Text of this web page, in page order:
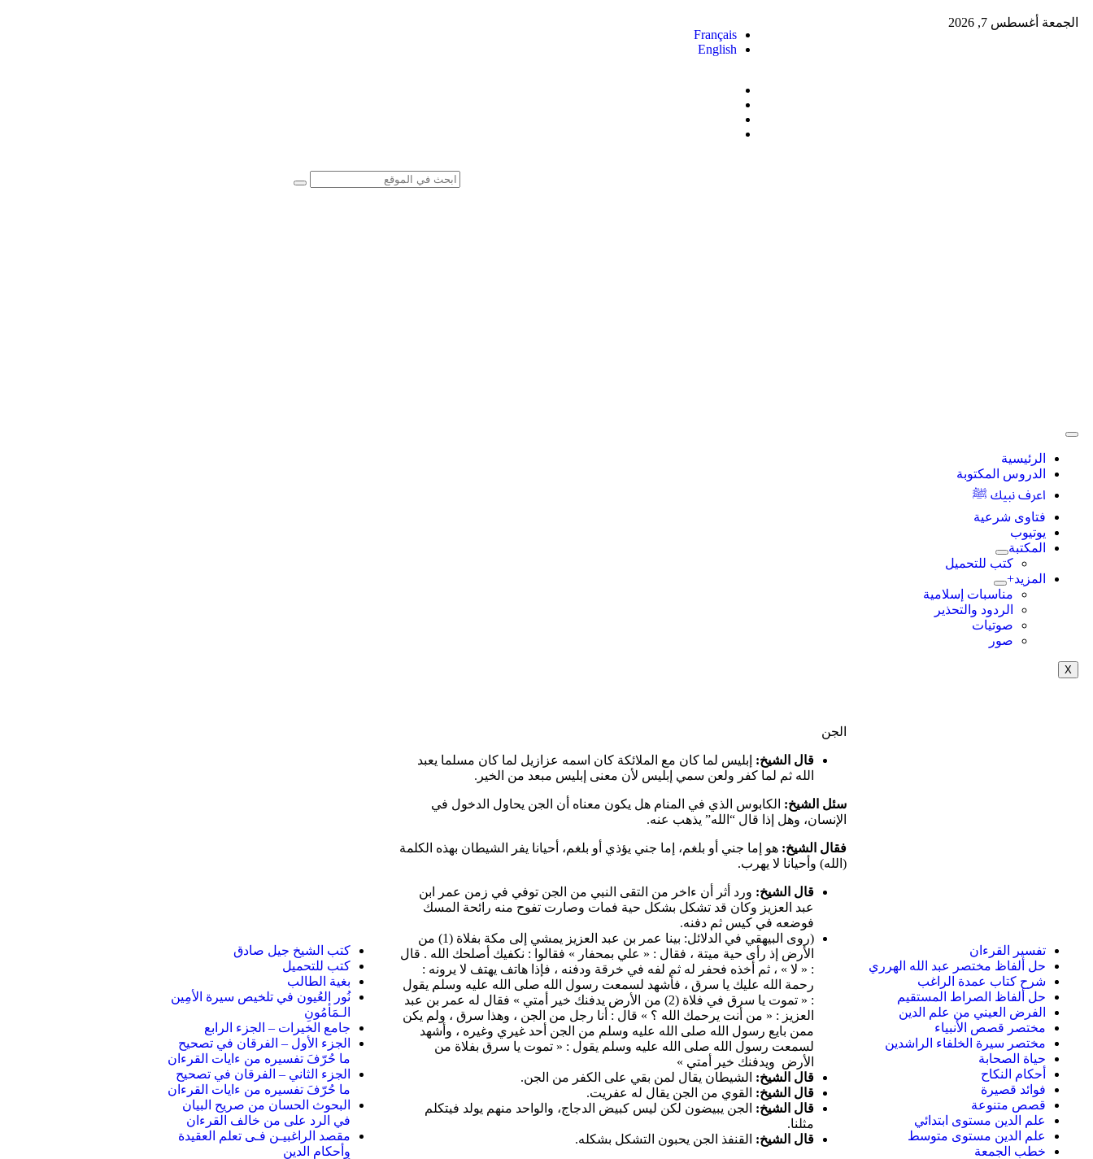
الجمعة أغسطس 7, 2026
Français
English
الرئيسية
الدروس المكتوبة
اعرف نبيك ﷺ
فتاوى شرعية
يوتيوب
المكتبة
كتب للتحميل
المزيد+
مناسبات إسلامية
الردود والتحذير
صوتيات
صور
X
تفسير القرءان
حل ألفاظ مختصر عبد الله الهرري
شرح كتاب عمدة الراغب
حل ألفاظ الصراط المستقيم
الفرض العيني من علم الدين
مختصر قصص الأنبياء
مختصر سيرة الخلفاء الراشدين
حياة الصحابة
أحكام النكاح
فوائد قصيرة
قصص متنوعة
علم الدين مستوى ابتدائي
علم الدين مستوى متوسط
خطب الجمعة
الجن
قال الشيخ: إبليس لما كان مع الملائكة كان اسمه عزازيل لما كان مسلما يعبد
الله ثم لما كفر ولعن سمي إبليس لأن معنى إبليس مبعد من الخير.
سئل الشيخ: الكابوس الذي في المنام هل يكون معناه أن الجن يحاول الدخول في
الإنسان، وهل إذا قال “الله” يذهب عنه.
فقال الشيخ: هو إما جني أو بلغم، إما جني يؤذي أو بلغم، أحيانا يفر الشيطان بهذه الكلمة
(الله) وأحيانا لا يهرب.
قال الشيخ: ورد أثر أن ءاخر من التقى النبي من الجن توفي في زمن عمر ابن
عبد العزيز وكان قد تشكل بشكل حية فمات وصارت تفوح منه رائحة المسك
فوضعه في كيس ثم دفنه.
(روى البيهقي في الدلائل: بينا عمر بن عبد العزيز يمشي إلى مكة بفلاة (1) من
الأرض إذ رأى حية ميتة ، فقال : « علي بمحفار » فقالوا : نكفيك أصلحك الله . قال
: « لا » ، ثم أخذه فحفر له ثم لفه في خرقة ودفنه ، فإذا هاتف يهتف لا يرونه :
رحمة الله عليك يا سرق ، فأشهد لسمعت رسول الله صلى الله عليه وسلم يقول
: « تموت يا سرق في فلاة (2) من الأرض يدفنك خير أمتي » فقال له عمر بن عبد
العزيز : « من أنت يرحمك الله ؟ » قال : أنا رجل من الجن ، وهذا سرق ، ولم يكن
ممن بايع رسول الله صلى الله عليه وسلم من الجن أحد غيري وغيره ، وأشهد
لسمعت رسول الله صلى الله عليه وسلم يقول : « تموت يا سرق بفلاة من
الأرض ويدفنك خير أمتي »
قال الشيخ: الشيطان يقال لمن بقي على الكفر من الجن.
قال الشيخ: القوي من الجن يقال له عفريت.
قال الشيخ: الجن يبيضون لكن ليس كبيض الدجاج، والواحد منهم يولد فيتكلم
مثلنا.
قال الشيخ: القنفذ الجن يحبون التشكل بشكله.
كتب الشيخ جيل صادق
كتب للتحميل
بغية الطالب
نُور العُيون في تلخيص سيرة الأمِين
الـمَأمُونِ
جامع الخيرات – الجزء الرابع
الجزء الأول – الفرقان في تصحيح
ما حُرّفَ تفسيره من ءايات القرءان
الجزء الثاني – الفرقان في تصحيح
ما حُرّفَ تفسيره من ءايات القرءان
البحوث الحسان من صريح البيان
في الرد على من خالف القرءان
مقصد الراغبيـن فـى تعلم العقيدة
وأحكام الدين